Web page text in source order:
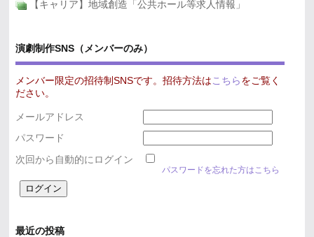
【キャリア】地域創造「公共ホール等求人情報」
演劇制作SNS（メンバーのみ）
メンバー限定の招待制SNSです。招待方法は こちら をご覧く
ださい。
メールアドレス
パスワード
次回から自動的にログイン
パスワードを忘れた方はこちら
最近の投稿